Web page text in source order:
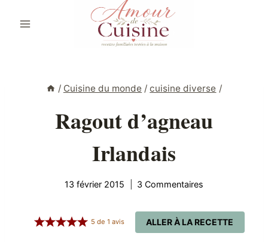
/ Cuisine du monde / cuisine diverse /
Ragout d’agneau
Irlandais
13 février 2015 3 Commentaires
ALLER À LA RECETTE
5 de1 avis